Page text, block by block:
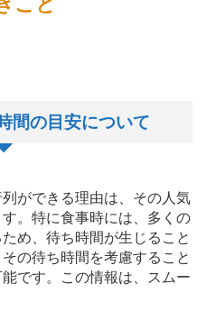
間の目安について
できる理由は、その人気
。特に食事時には、多くの
め、待ち時間が生じること
の待ち時間を考慮すること
です。この情報は、スムー